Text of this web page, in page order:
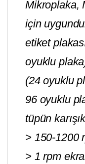
Mikroplaka,
için
etiket
oyuklu
(24 oyuklu
96 oyuklu
tüpün
> 150-1200
> 1 rpm